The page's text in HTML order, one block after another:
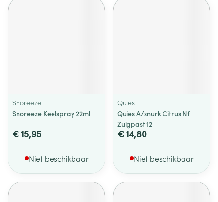
Snoreeze
Snoreeze Keelspray 22ml
€ 15,95
Niet beschikbaar
Quies
Quies A/snurk Citrus Nf
Zuigpast 12
€ 14,80
Niet beschikbaar